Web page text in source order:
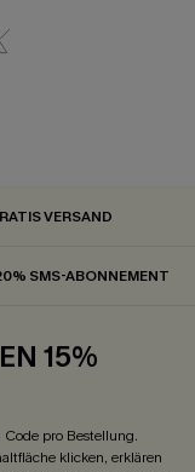
VERSAND
SMS-ABONNEMENT
15%
Code pro Bestellung.
klicken, erklären